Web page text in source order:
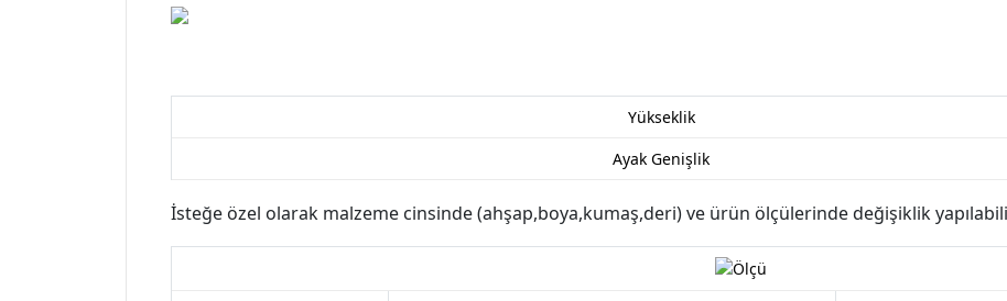
Yükseklik
Ayak Genişlik
İsteğe özel olarak malzeme cinsinde (ahşap,boya,kumaş,deri) ve ürün ölçülerinde değişiklik